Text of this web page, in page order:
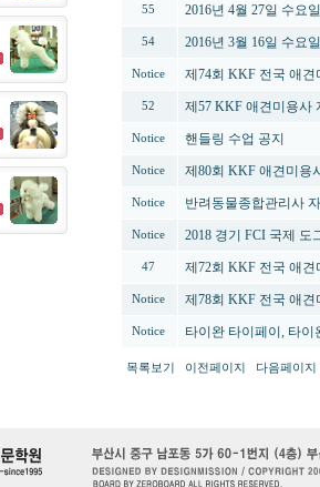
55 2016년 4월 27일 수요
54 2016년 3월 16일 수요
Notice 제74회 KKF 전국 애
52 제57 KKF 애견미용사
Notice 핸들링 수업 공지
Notice 제80회 KKF 애견미용
Notice 반려동물종합관리사
Notice 2018 경기 FCI 국제
47 제72회 KKF 전국 애
Notice 제78회 KKF 전국 애
Notice 타이완 타이페이, 타
목록보기 이전페이지 다음페이지